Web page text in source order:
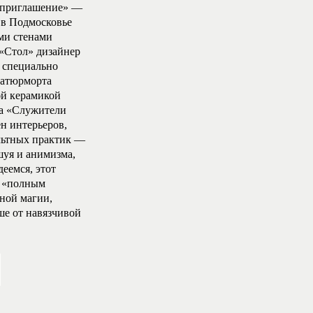
—
Подмосковье
стенами
дизайнер
керамикой
«Служители
интерьеров,
практик —
и анимизма,
этот
«полным
магии,
от навязчивой